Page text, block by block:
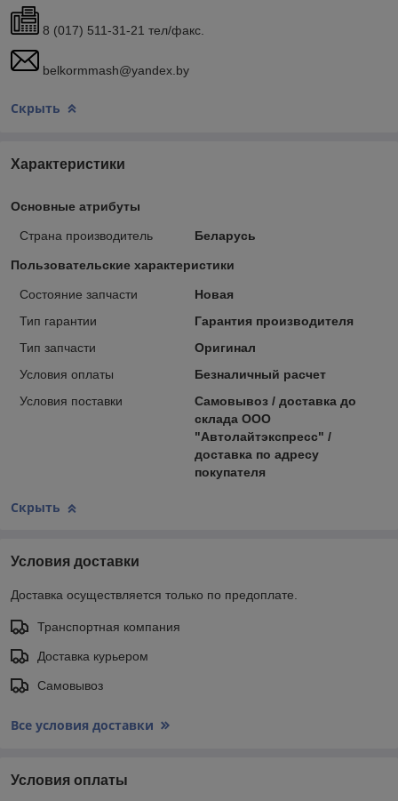
8 (017) 511-31-21 тел/факс.
belkormmash@yandex.by
Скрыть
Характеристики
Основные атрибуты
Страна производитель Беларусь
Пользовательские характеристики
Состояние запчасти
Новая
Тип гарантии
Гарантия производителя
Тип запчасти
Оригинал
Условия оплаты
Безналичный расчет
Условия поставки
Самовывоз / доставка до
склада ООО
"Автолайтэкспресс" /
доставка по адресу
покупателя
Скрыть
Условия доставки
Доставка осуществляется только по предоплате.
Транспортная компания
Доставка курьером
Самовывоз
Все условия доставки
Условия оплаты